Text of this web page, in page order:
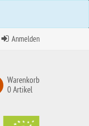
Anmelden
Warenkorb
0 Artikel